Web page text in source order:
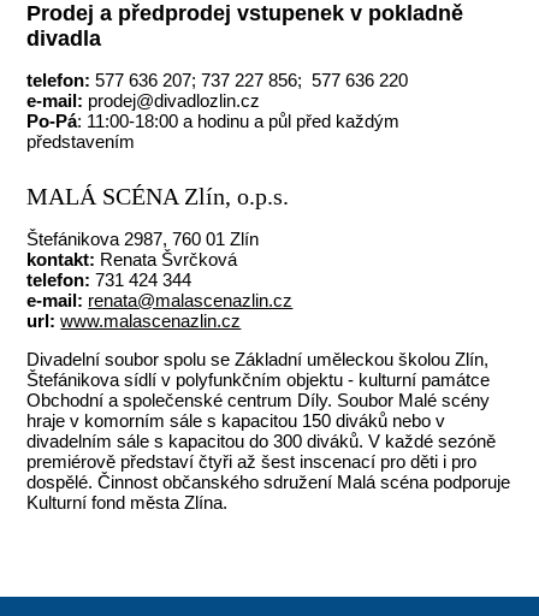
Prodej a předprodej vstupenek v pokladně
divadla
telefon: 577 636 207; 737 227 856; 577 636 220
e-mail: prodej@divadlozlin.cz
Po-Pá: 11:00-18:00 a hodinu a půl před každým
představením
MALÁ SCÉNA Zlín, o.p.s.
Štefánikova 2987, 760 01 Zlín
kontakt: Renata Švrčková
telefon: 731 424 344
e-mail: renata@malascenazlin.cz
url: www.malascenazlin.cz
Divadelní soubor spolu se Základní uměleckou školou Zlín,
Štefánikova sídlí v polyfunkčním objektu - kulturní památce
Obchodní a společenské centrum Díly. Soubor Malé scény
hraje v komorním sále s kapacitou 150 diváků nebo v
divadelním sále s kapacitou do 300 diváků. V každé sezóně
premiérově představí čtyři až šest inscenací pro děti i pro
dospělé. Činnost občanského sdružení Malá scéna podporuje
Kulturní fond města Zlína.